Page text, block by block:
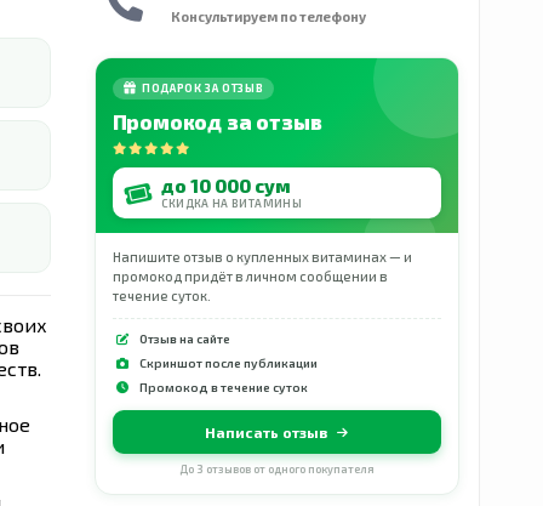
Консультируем по телефону
ПОДАРОК ЗА ОТЗЫВ
Промокод за отзыв
до 10 000 сум
СКИДКА НА ВИТАМИНЫ
Напишите отзыв о купленных витаминах — и
промокод придёт в личном сообщении в
течение суток.
Отзыв на сайте
Скриншот после публикации
Промокод в течение суток
Написать отзыв
До 3 отзывов от одного покупателя